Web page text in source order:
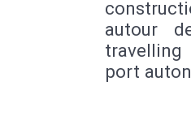
autour
port